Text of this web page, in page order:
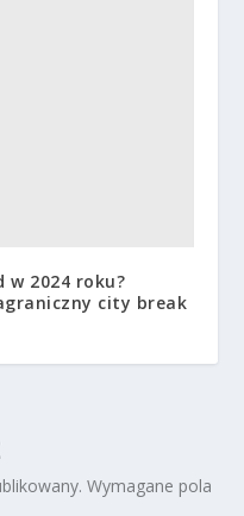
w 2024 roku?
city break
Wymagane pola